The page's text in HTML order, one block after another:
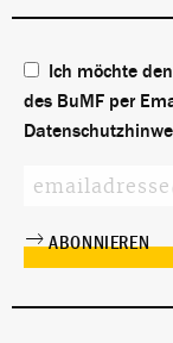
Ich möchte
des BuMF per